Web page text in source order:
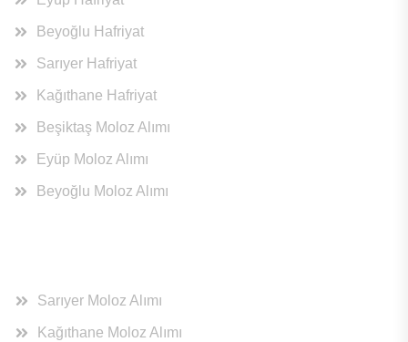
Beyoğlu Hafriyat
Sarıyer Hafriyat
Kağıthane Hafriyat
Beşiktaş Moloz Alımı
Eyüp Moloz Alımı
Beyoğlu Moloz Alımı
Sarıyer Moloz Alımı
Kağıthane Moloz Alımı